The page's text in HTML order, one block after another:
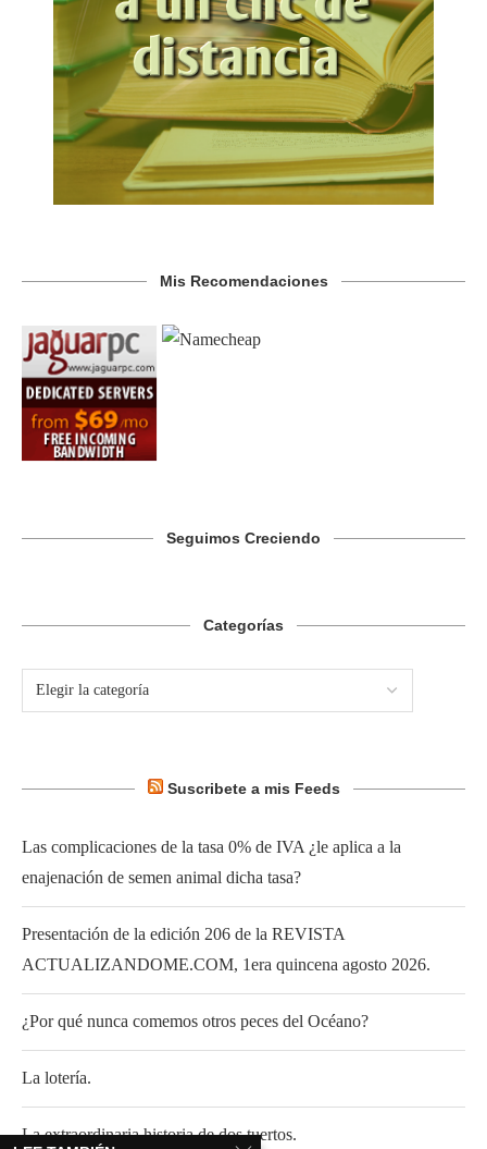
Mis Recomendaciones
Seguimos Creciendo
Categorías
Suscribete a mis Feeds
Las complicaciones de la tasa 0% de IVA ¿le aplica a la
enajenación de semen animal dicha tasa?
Presentación de la edición 206 de la REVISTA
ACTUALIZANDOME.COM, 1era quincena agosto 2026.
¿Por qué nunca comemos otros peces del Océano?
La lotería.
La extraordinaria historia de dos tuertos.